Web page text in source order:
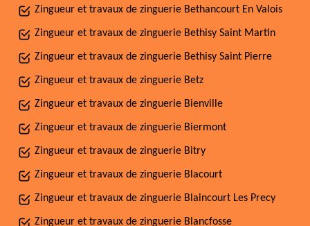
Zingueur et travaux de zinguerie Bethancourt En Valois
Zingueur et travaux de zinguerie Bethisy Saint Martin
Zingueur et travaux de zinguerie Bethisy Saint Pierre
Zingueur et travaux de zinguerie Betz
Zingueur et travaux de zinguerie Bienville
Zingueur et travaux de zinguerie Biermont
Zingueur et travaux de zinguerie Bitry
Zingueur et travaux de zinguerie Blacourt
Zingueur et travaux de zinguerie Blaincourt Les Precy
Zingueur et travaux de zinguerie Blancfosse